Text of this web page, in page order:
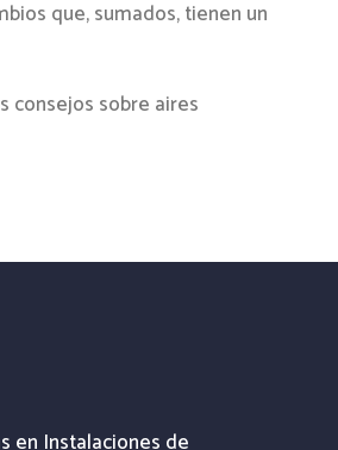
que, sumados, tienen un
consejos sobre aires
en Instalaciones de